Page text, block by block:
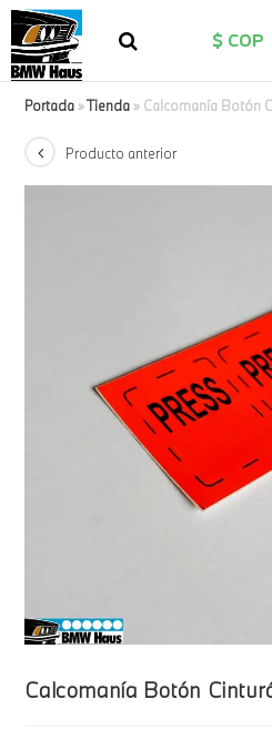
$ COP
Portada»Tienda» Calcomanía Botón
Producto anterior
Calcomanía Botón